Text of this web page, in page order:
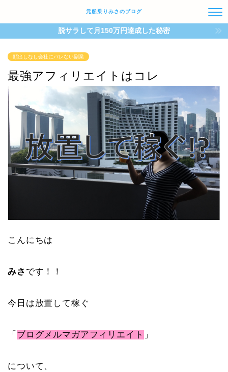
元船乗りみさのブログ
脱サラして月150万円達成した秘密
顔出しなし会社にバレない副業
最強アフィリエイトはコレ
こんにちは
みさ です！！
今日は放置して稼ぐ
「 ブログメルマガアフィリエイト 」
について、